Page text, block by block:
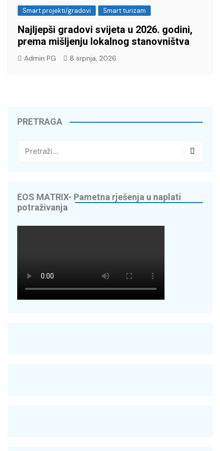
Smart projekti/gradovi Smart turizam
Najljepši gradovi svijeta u 2026. godini,
prema mišljenju lokalnog stanovništva
Admin PG 8 srpnja, 2026
PRETRAGA
EOS MATRIX- Pametna rješenja u naplati
potraživanja